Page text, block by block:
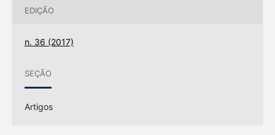
EDIÇÃO
n. 36 (2017)
SEÇÃO
Artigos